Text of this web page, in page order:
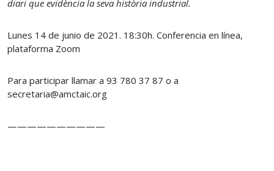
diari que evidència la seva història industrial.
Lunes 14 de junio de 2021. 18:30h. Conferencia en línea,
plataforma Zoom
Para participar llamar a 93 780 37 87 o a
secretaria@amctaic.org
——————————